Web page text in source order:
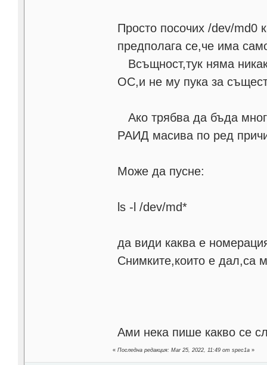
Просто посочих /dev/md0
предполага се,че има
Всъщност,тук няма
ОС,и не му пука за
Ако трябва да бъда
РАИД масива по ред
Може да пусне:
ls -l /dev/md*
да види каква е
Снимките,които е дал,са
Ами нека пише какво се
«Последна редакция: Mar 25, 2022, 11:49 от spec1a »